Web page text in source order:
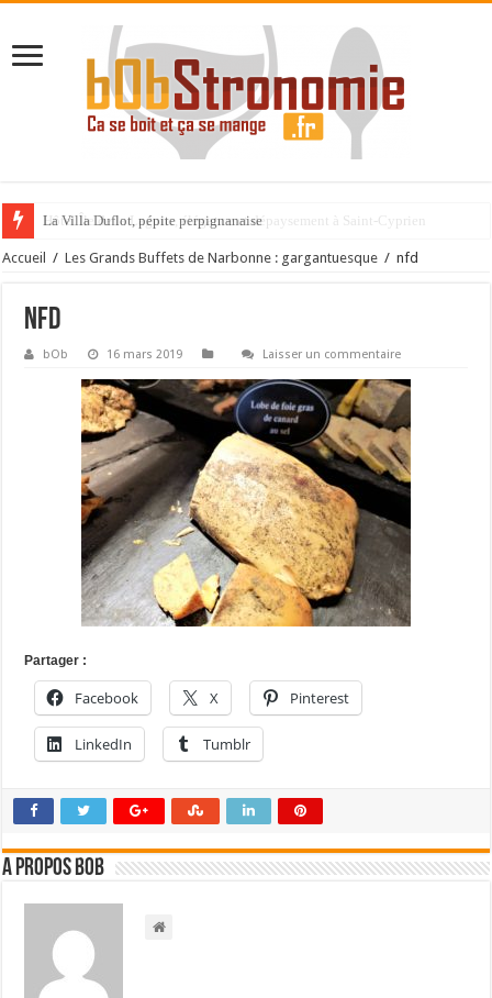
La Villa Duflot, pépite perpignanaise
Accueil / Les Grands Buffets de Narbonne : gargantuesque / nfd
nfd
bOb 16 mars 2019 Laisser un commentaire
Partager :
Facebook X Pinterest
LinkedIn Tumblr
A propos bOb